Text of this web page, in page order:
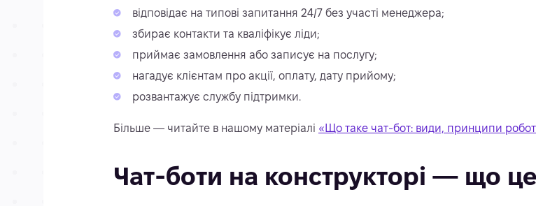
відповідає на типові запитання 24/7 без участі менеджера;
збирає контакти та кваліфікує ліди;
приймає замовлення або записує на послугу;
нагадує клієнтам про акції, оплату, дату прийому;
розвантажує службу підтримки.
Більше — читайте в нашому матеріалі «Що таке чат-бот: види, принципи
Чат-боти на конструкторі — що